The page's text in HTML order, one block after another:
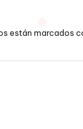
están marcados